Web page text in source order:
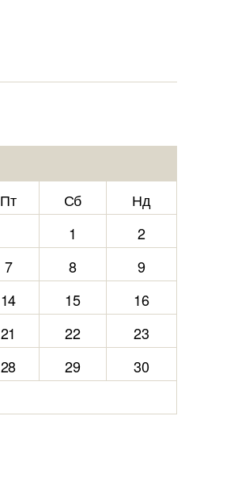
Пт Сб
Нд
1
2
7 8
9
14 15
16
21 22
23
28 29
30